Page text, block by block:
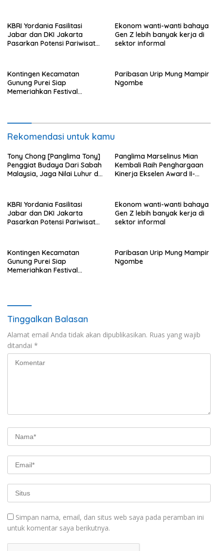
KBRI Yordania Fasilitasi
Jabar dan DKI Jakarta
Pasarkan Potensi Pariwisata
Ekonom wanti-wanti bahaya
Gen Z lebih banyak kerja di
sektor informal
Kontingen Kecamatan
Gunung Purei Siap
Memeriahkan Festival
Paribasan Urip Mung Mampir
Ngombe
Rekomendasi untuk kamu
Tony Chong [Panglima Tony]
Penggiat Budaya Dari Sabah
Malaysia, Jaga Nilai Luhur di
Panglima Marselinus Mian
Kembali Raih Penghargaan
Kinerja Ekselen Award II-
KBRI Yordania Fasilitasi
Jabar dan DKI Jakarta
Pasarkan Potensi Pariwisata
Ekonom wanti-wanti bahaya
Gen Z lebih banyak kerja di
sektor informal
Kontingen Kecamatan
Gunung Purei Siap
Memeriahkan Festival
Paribasan Urip Mung Mampir
Ngombe
Tinggalkan Balasan
Alamat email Anda tidak akan dipublikasikan. Ruas yang wajib
ditandai *
Simpan nama, email, dan situs web saya pada peramban ini
untuk komentar saya berikutnya.